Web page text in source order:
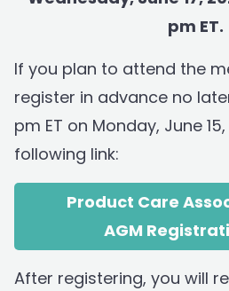
pm ET.
If you plan to attend the
register in advance no
pm ET on Monday, June
following link:
Product Care
AGM
After registering, you will